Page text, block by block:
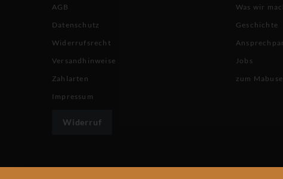
AGB
Datenschutz
Widerrufsrecht
Versandhinweise
Zahlarten
Impressum
Widerruf
Was wir
Geschichte
Jobs
zum